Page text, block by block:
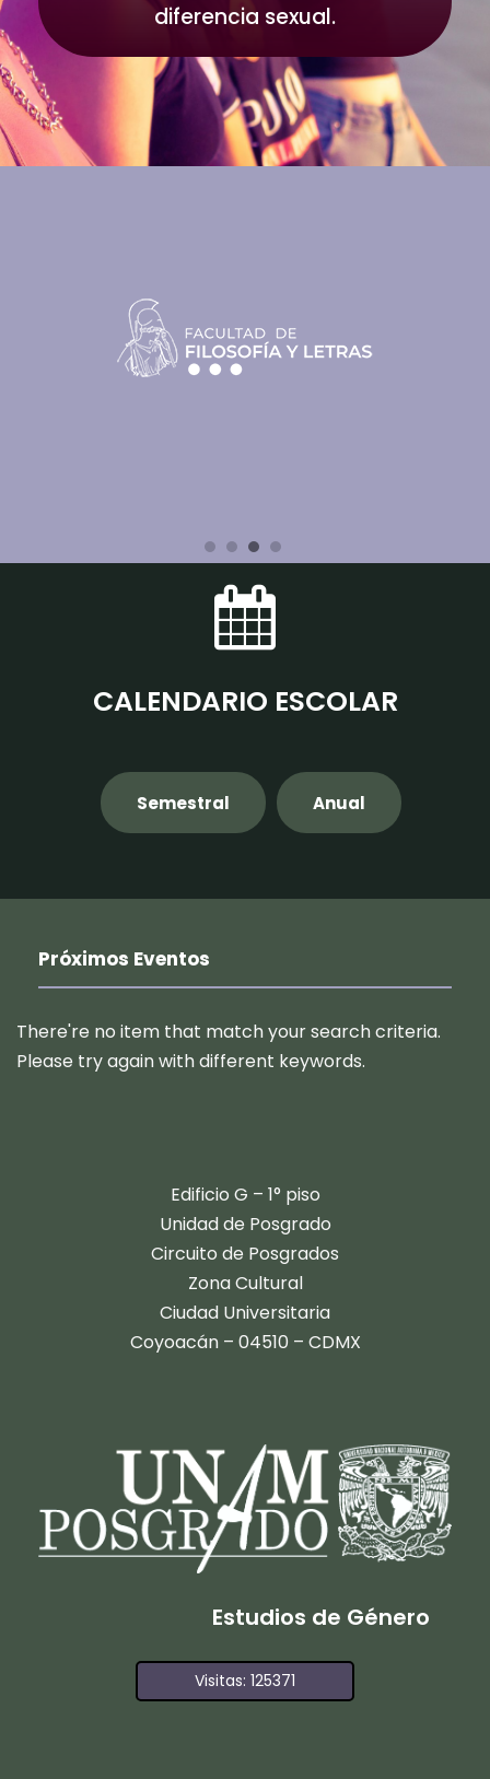
diferencia sexual.
CALENDARIO ESCOLAR
Semestral Anual
Próximos Eventos
There're no item that match your search criteria.
Please try again with different keywords.
​​Edificio G – 1° piso
Unidad de Posgrado
Circuito de Posgrados
Zona Cultural
Ciudad Universitaria
Coyoacán – 04510 – CDMX
Estudios de Género
Visitas: 125371